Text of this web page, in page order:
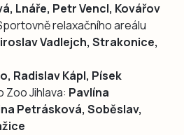
Lnáře, Petr Vencl, Kovářov
relaxačního areálu
Vadlejch, Strakonice,
Radislav Kápl, Písek
Zoo Jihlava: Pavlína
Petrásková, Soběslav,